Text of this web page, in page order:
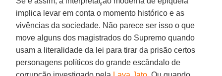
implica levar em conta o momento histórico e as
vivências da sociedade. Não parece ser isso o que
move alguns dos magistrados do Supremo quando
usam a literalidade da lei para tirar da prisão certos
personagens políticos do grande escândalo de